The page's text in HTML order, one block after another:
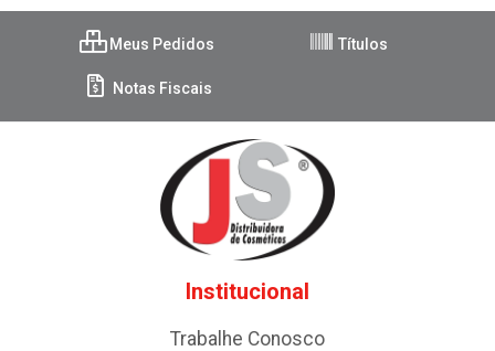
Meus Pedidos Títulos
Notas Fiscais
Institucional
Trabalhe Conosco